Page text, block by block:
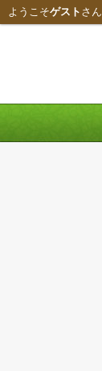
ようこそゲスト さん